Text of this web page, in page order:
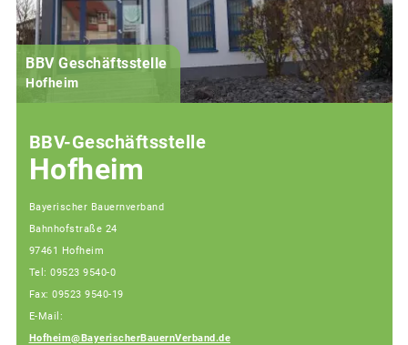
BBV Geschäftsstelle
Hofheim
BBV-Geschäftsstelle
Hofheim
Bayerischer Bauernverband
Bahnhofstraße 24
97461 Hofheim
Tel: 09523 9540-0
Fax: 09523 9540-19
E-Mail:
Hofheim@BayerischerBauernVerband.de